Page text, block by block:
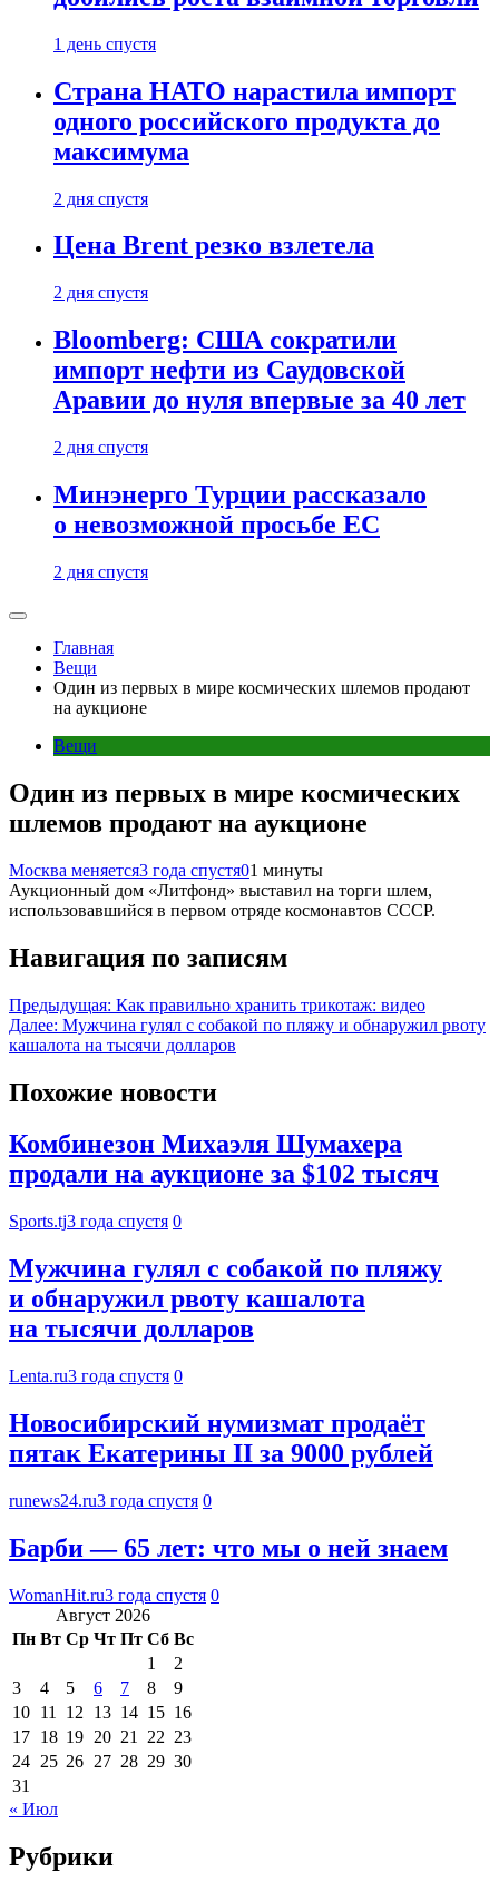
1 день спустя
Страна НАТО нарастила импорт
одного российского продукта до
максимума
2 дня спустя
Цена Brent резко взлетела
2 дня спустя
Bloomberg: США сократили
импорт нефти из Саудовской
Аравии до нуля впервые за 40 лет
2 дня спустя
Минэнерго Турции рассказало
о невозможной просьбе ЕС
2 дня спустя
Главная
Вещи
Один из первых в мире космических шлемов продают
на аукционе
Вещи
Один из первых в мире космических
шлемов продают на аукционе
Москва меняется3 года спустя01 минуты
Аукционный дом «Литфонд» выставил на торги шлем,
использовавшийся в первом отряде космонавтов СССР.
Навигация по записям
Предыдущая: Как правильно хранить трикотаж: видео
Далее: Мужчина гулял с собакой по пляжу и обнаружил рвоту
кашалота на тысячи долларов
Похожие новости
Комбинезон Михаэля Шумахера
продали на аукционе за $102 тысяч
Sports.tj3 года спустя 0
Мужчина гулял с собакой по пляжу
и обнаружил рвоту кашалота
на тысячи долларов
Lenta.ru3 года спустя 0
Новосибирский нумизмат продаёт
пятак Екатерины II за 9000 рублей
runews24.ru3 года спустя 0
Барби — 65 лет: что мы о ней знаем
WomanHit.ru3 года спустя 0
Август 2026
Пн Вт Ср Чт Пт Сб Вс
1
2
3
4 5 6 7 8
9
10 11 12 13 14 15 16
17 18 19 20 21 22 23
24 25 26 27 28 29 30
31
« Июл
Рубрики